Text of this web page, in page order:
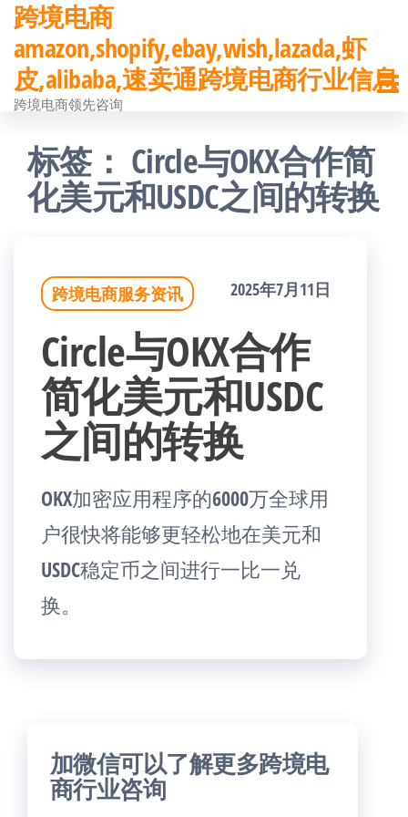
前
往
内
跨境电商
amazon,shopify,ebay,wish,lazada,虾
皮,alibaba,速卖通跨境电商行业信息
跨境电商领先咨询
标签： Circle与OKX合作简
化美元和USDC之间的转换
跨境电商服务资讯 2025年7月11日
Circle与OKX合作
简化美元和USDC
之间的转换
OKX加密应用程序的6000万全球用
户很快将能够更轻松地在美元和
USDC稳定币之间进行一比一兑
换。
加微信可以了解更多跨境电
商行业咨询